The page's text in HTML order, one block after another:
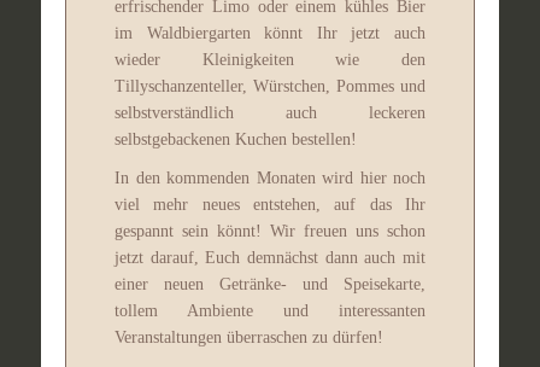
erfrischender Limo oder einem kühles Bier
im Waldbiergarten könnt Ihr jetzt auch
wieder Kleinigkeiten wie den
Tillyschanzenteller, Würstchen, Pommes und
selbstverständlich auch leckeren
selbstgebackenen Kuchen bestellen!
In den kommenden Monaten wird hier noch
viel mehr neues entstehen, auf das Ihr
gespannt sein könnt! Wir freuen uns schon
jetzt darauf, Euch demnächst dann auch mit
einer neuen Getränke- und Speisekarte,
tollem Ambiente und interessanten
Veranstaltungen überraschen zu dürfen!